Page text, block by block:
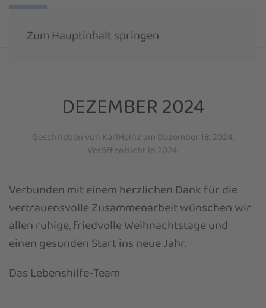
Zum Hauptinhalt springen
DEZEMBER 2024
Geschrieben von KarlHeinz am Dezember 18, 2024.
Veröffentlicht in 2024.
Verbunden mit einem herzlichen Dank für die
vertrauensvolle Zusammenarbeit wünschen wir
allen ruhige, friedvolle Weihnachtstage und
einen gesunden Start ins neue Jahr.
Das Lebenshilfe-Team